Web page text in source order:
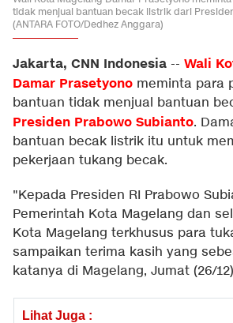
tidak menjual bantuan becak listrik dari
(ANTARA FOTO/Dedhez Anggara)
Jakarta, CNN Indonesia -- Wali
Damar Prasetyono meminta para
bantuan tidak menjual bantuan
Presiden Prabowo Subianto.
bantuan becak listrik itu untuk
pekerjaan tukang becak.
"Kepada Presiden RI Prabowo
Pemerintah Kota Magelang dan
Kota Magelang terkhusus para
sampaikan terima kasih yang
katanya di Magelang, Jumat (26/
Lihat Juga :